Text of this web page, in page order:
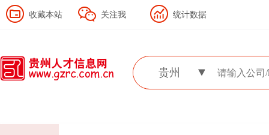
收藏本站 关注我 统计数据
贵州